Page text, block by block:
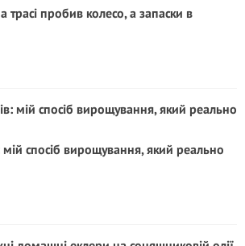
пробив колесо, а запаски в
мій спосіб вирощування, який реально